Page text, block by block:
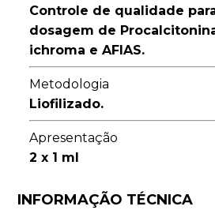
Controle de qualidade
dosagem de
ichroma e AFIAS.
Metodologia
Liofilizado.
Apresentação
2 x 1 ml
INFORMAÇÃO TÉCNICA